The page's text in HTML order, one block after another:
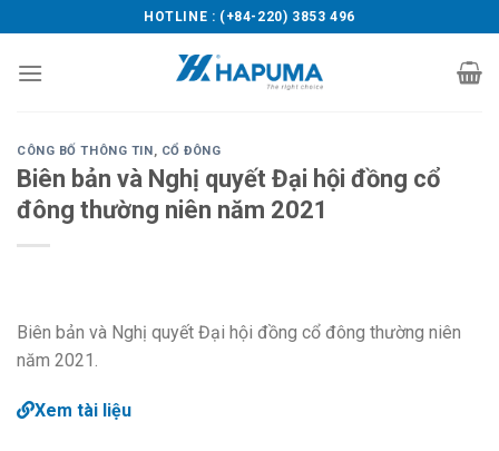
to
content
HOTLINE : (+84-220) 3853 496
CÔNG BỐ THÔNG TIN, CỔ ĐÔNG
Biên bản và Nghị quyết Đại hội đồng cổ
đông thường niên năm 2021
Biên bản và Nghị quyết Đại hội đồng cổ đông thường niên
năm 2021.
Xem tài liệu